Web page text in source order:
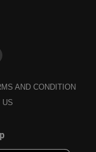
AND CONDITION
US